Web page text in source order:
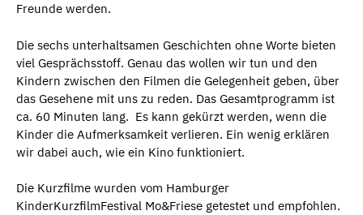
Freunde werden.
Die sechs unterhaltsamen Geschichten ohne Worte bieten
viel Gesprächsstoff. Genau das wollen wir tun und den
Kindern zwischen den Filmen die Gelegenheit geben, über
das Gesehene mit uns zu reden. Das Gesamtprogramm ist
ca. 60 Minuten lang. Es kann gekürzt werden, wenn die
Kinder die Aufmerksamkeit verlieren. Ein wenig erklären
wir dabei auch, wie ein Kino funktioniert.
Die Kurzfilme wurden vom Hamburger
KinderKurzfilmFestival Mo&Friese getestet und empfohlen.